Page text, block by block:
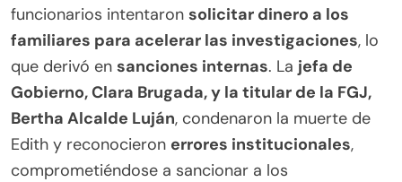
funcionarios intentaron solicitar dinero a los
familiares para acelerar las investigaciones, lo
que derivó en sanciones internas. La jefa de
Gobierno, Clara Brugada, y la titular de la FGJ,
Bertha Alcalde Luján, condenaron la muerte de
Edith y reconocieron errores institucionales,
comprometiéndose a sancionar a los